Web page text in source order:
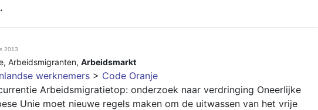
2013
, Arbeidsmigranten, Arbeidsmarkt
werknemers > Code Oranje
Arbeidsmigratietop: onderzoek naar verdringing Oneerlijke
Unie moet nieuwe regels maken om de uitwassen van het vrije